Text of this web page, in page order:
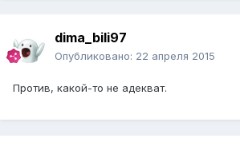
dima_bili97
Опубликовано: 22 апреля 2015
Против, какой-то не адекват.